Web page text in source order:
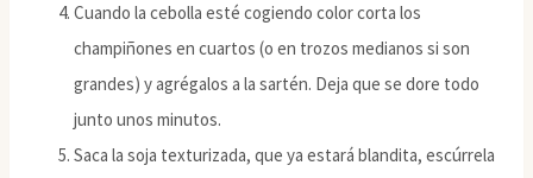
Cuando la cebolla esté cogiendo color corta los
champiñones en cuartos (o en trozos medianos si son
grandes) y agrégalos a la sartén. Deja que se dore todo
junto unos minutos.
Saca la soja texturizada, que ya estará blandita, escúrrela